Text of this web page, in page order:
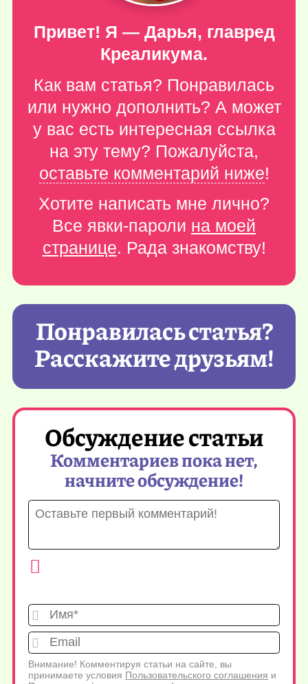
Привет! Я — Дарья, главред
Креаликума.
Как вам статья? Понравилась
или нужно дополнить? А может
у вас есть интересная ссылка
на эту тему? Пожалуйста,
оставьте комментарий ниже!
Хотите написать мне лично?
Все явки-пароли на моей
странице. Рада знакомству!
Понравилась статья?
Расскажите друзьям!
Обсуждение статьи
Комментариев пока нет,
начните обсуждение!
Имя*
Внимание! Комментируя статьи на сайте, вы
принимаете условия Пользовательского соглашения и